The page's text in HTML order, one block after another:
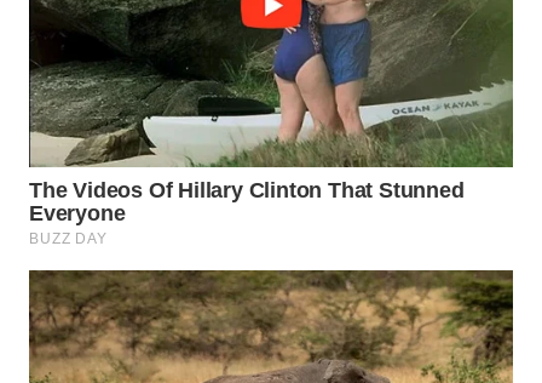
KEPULAUAN
SERIBU
WN
TANGERANG
WN
BINJAI
WN
CIREBON
WN